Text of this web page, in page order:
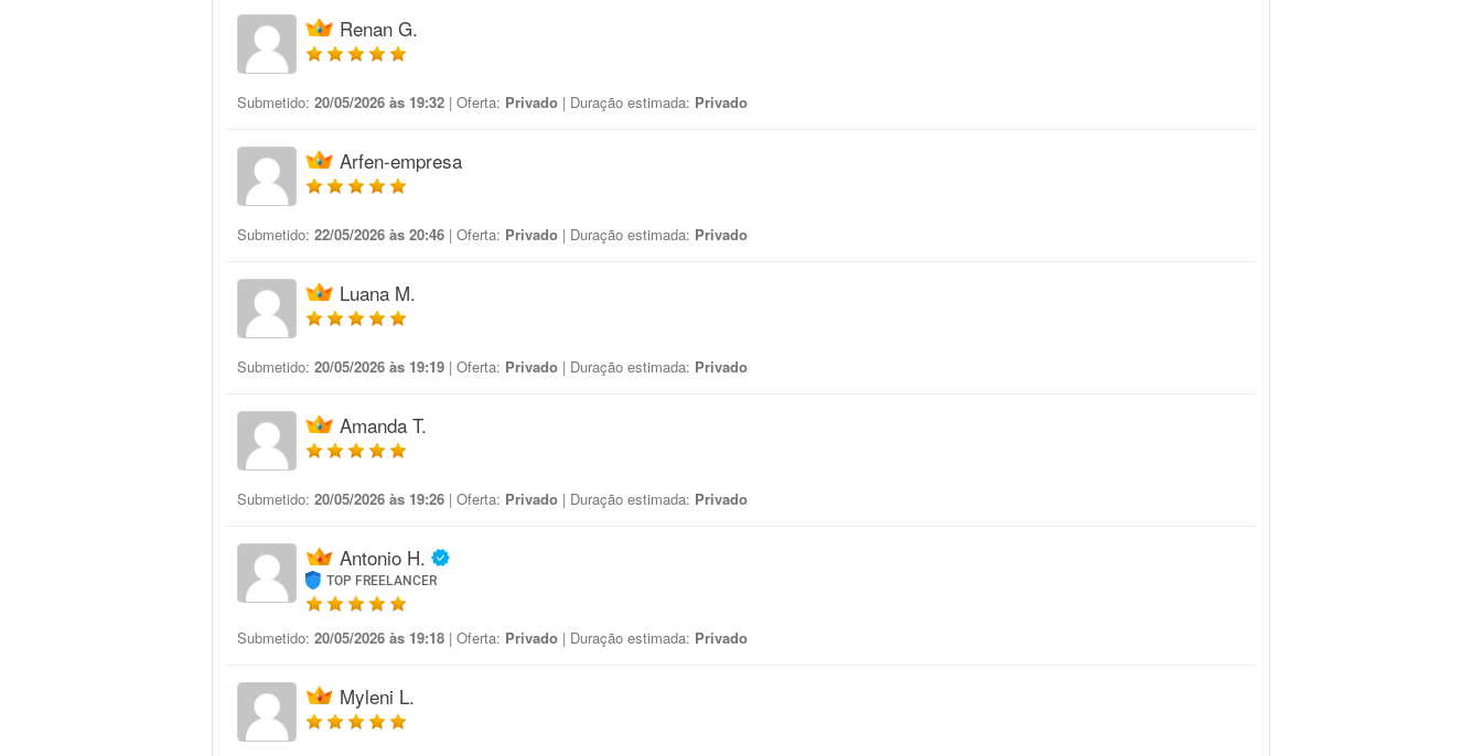
Renan G.
Submetido: 20/05/2026 às 19:32 | Oferta: Privado | Duração estimada: Privado
Arfen-empresa
Submetido: 22/05/2026 às 20:46 | Oferta: Privado | Duração estimada: Privado
Luana M.
Submetido: 20/05/2026 às 19:19 | Oferta: Privado | Duração estimada: Privado
Amanda T.
Submetido: 20/05/2026 às 19:26 | Oferta: Privado | Duração estimada: Privado
Antonio H.
TOP FREELANCER
Submetido: 20/05/2026 às 19:18 | Oferta: Privado | Duração estimada: Privado
Myleni L.